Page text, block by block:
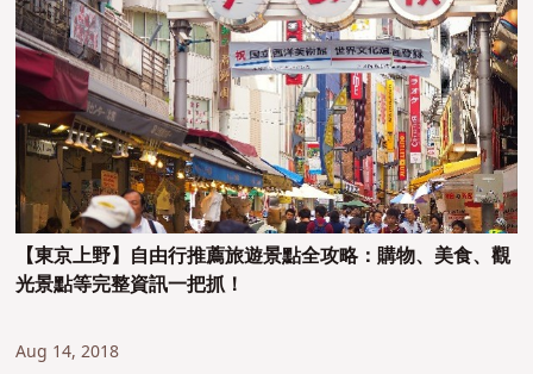
【東京上野】自由行推薦旅遊景點全攻略：購物、美食、觀
光景點等完整資訊一把抓！
Aug 14, 2018